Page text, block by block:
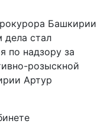
Башкирии
дела стал
по надзору за
розыскной
Артур